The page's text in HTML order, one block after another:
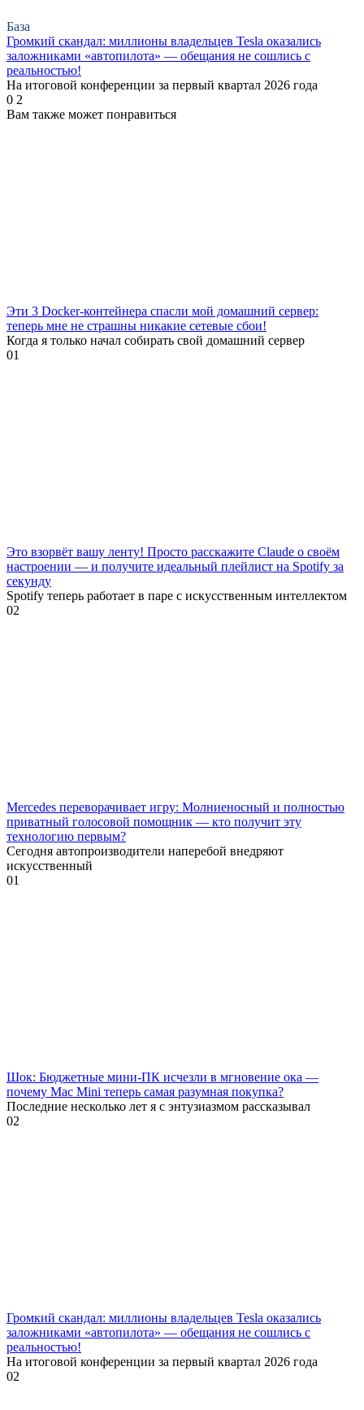
База
Громкий скандал: миллионы владельцев Tesla оказались
заложниками «автопилота» — обещания не сошлись с
реальностью!
На итоговой конференции за первый квартал 2026 года
0 2
Вам также может понравиться
Эти 3 Docker-контейнера спасли мой домашний сервер:
теперь мне не страшны никакие сетевые сбои!
Когда я только начал собирать свой домашний сервер
01
Это взорвёт вашу ленту! Просто расскажите Claude о своём
настроении — и получите идеальный плейлист на Spotify за
секунду
Spotify теперь работает в паре с искусственным интеллектом
02
Mercedes переворачивает игру: Молниеносный и полностью
приватный голосовой помощник — кто получит эту
технологию первым?
Сегодня автопроизводители наперебой внедряют
искусственный
01
Шок: Бюджетные мини-ПК исчезли в мгновение ока —
почему Mac Mini теперь самая разумная покупка?
Последние несколько лет я с энтузиазмом рассказывал
02
Громкий скандал: миллионы владельцев Tesla оказались
заложниками «автопилота» — обещания не сошлись с
реальностью!
На итоговой конференции за первый квартал 2026 года
02